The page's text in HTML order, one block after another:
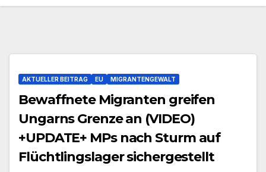
AKTUELLER BEITRAG EU MIGRANTENGEWALT
Bewaffnete Migranten greifen
Ungarns Grenze an (VIDEO)
+UPDATE+ MPs nach Sturm auf
Flüchtlingslager sichergestellt